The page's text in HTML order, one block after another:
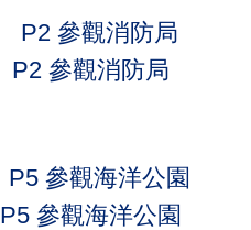
P2 參觀消防局
P5 參觀海洋公園